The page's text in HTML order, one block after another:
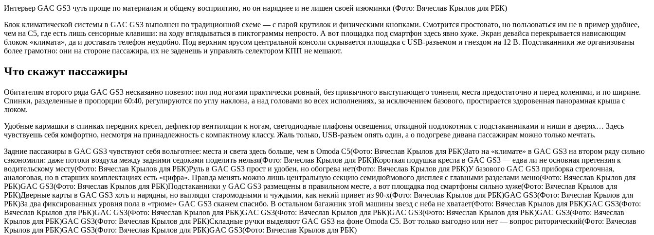
Интерьер GAC GS3 чуть проще по материалам и общему восприятию, но он наряднее и не лишен своей изюминки (Фото: Вячеслав Крылов для РБК)
Блок климатической системы в GAC GS3 выполнен по традиционной схеме — с парой крутилок и физическими кнопками. Смотрится простовато, но пользоваться им не в пример удобнее,
чем на C5, где есть лишь сенсорные клавиши: на ходу вглядываться в пиктограммы непросто. А вот площадка под смартфон здесь явно хуже. Экран девайса перекрывается нависающим
блоком «климата», да и доставать телефон неудобно. Под верхним ярусом центральной консоли скрывается площадка с USB-разъемом и гнездом на 12 В. Подстаканники же организованы
более грамотно: они на стороне пассажира, их не заденешь и управлять селектором КПП не мешают.
Что скажут пассажиры
Обитателям второго ряда GAC GS3 несказанно повезло: пол под ногами практически ровный, без привычного выступающего тоннеля, места предостаточно и перед коленями, и по ширине.
Спинки, разделенные в пропорции 60:40, регулируются по углу наклона, а над головами во всех исполнениях, за исключением базового, простирается здоровенная панорамная крыша с
люком.
Удобные кармашки в спинках передних кресел, дефлектор вентиляции к ногам, светодиодные плафоны освещения, откидной подлокотник с подстаканниками и ниши в дверях… Здесь
чувствуешь себя комфортно, несмотря на принадлежность с компактному классу. Жаль только, USB-разъем опять один, а о подогреве дивана пассажирам можно только мечтать.
Задние пассажиры в GAC GS3 чувствуют себя вольготнее: места и света здесь больше, чем в Omoda C5(Фото: Вячеслав Крылов для РБК)Зато на «климате» в GAC GS3 на втором ряду сильно
сэкономили: даже потоки воздуха между задними седоками поделить нельзя(Фото: Вячеслав Крылов для РБК)Короткая подушка кресла в GAC GS3 — едва ли не основная претензия к
водительскому месту(Фото: Вячеслав Крылов для РБК)Руль в GAC GS3 прост и удобен, но обогрева нет(Фото: Вячеслав Крылов для РБК)У базового GAC GS3 приборка стрелочная,
аналоговая, но в старших комплектациях есть «цифра». Правда менять можно лишь центральную секцию семидюймового дисплея с главными разделами меню(Фото: Вячеслав Крылов для
РБК)GAC GS3(Фото: Вячеслав Крылов для РБК)Подстаканники у GAC GS3 размещены в правильном месте, а вот площадка под смартфоны сильно хуже(Фото: Вячеслав Крылов для
РБК)Дверные карты в GAC GS3 хоть и нарядны, но выглядят старомодными и чуждыми, как некий привет из 90-х(Фото: Вячеслав Крылов для РБК)GAC GS3(Фото: Вячеслав Крылов для
РБК)За два фиксированных уровня пола в «трюме» GAC GS3 скажем спасибо. В остальном багажник этой машины звезд с неба не хватает(Фото: Вячеслав Крылов для РБК)GAC GS3(Фото:
Вячеслав Крылов для РБК)GAC GS3(Фото: Вячеслав Крылов для РБК)GAC GS3(Фото: Вячеслав Крылов для РБК)GAC GS3(Фото: Вячеслав Крылов для РБК)GAC GS3(Фото: Вячеслав
Крылов для РБК)GAC GS3(Фото: Вячеслав Крылов для РБК)Складные ручки выделяют GAC GS3 на фоне Omoda C5. Вот только выгодно или нет — вопрос риторический(Фото: Вячеслав
Крылов для РБК)GAC GS3(Фото: Вячеслав Крылов для РБК)GAC GS3(Фото: Вячеслав Крылов для РБК)